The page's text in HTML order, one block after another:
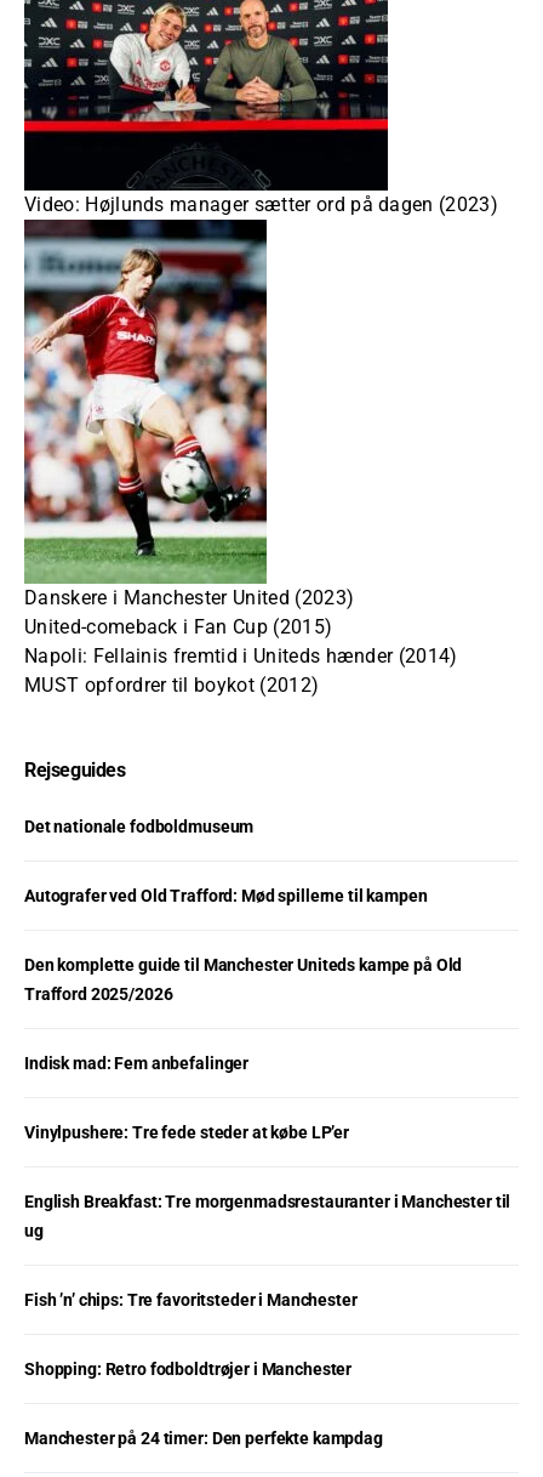
Video: Højlunds manager sætter ord på dagen (2023)
Danskere i Manchester United (2023)
United-comeback i Fan Cup (2015)
Napoli: Fellainis fremtid i Uniteds hænder (2014)
MUST opfordrer til boykot (2012)
Rejseguides
Det nationale fodboldmuseum
Autografer ved Old Trafford: Mød spillerne til kampen
Den komplette guide til Manchester Uniteds kampe på Old
Trafford 2025/2026
Indisk mad: Fem anbefalinger
Vinylpushere: Tre fede steder at købe LP’er
English Breakfast: Tre morgenmadsrestauranter i Manchester til
ug
Fish ’n’ chips: Tre favoritsteder i Manchester
Shopping: Retro fodboldtrøjer i Manchester
Manchester på 24 timer: Den perfekte kampdag